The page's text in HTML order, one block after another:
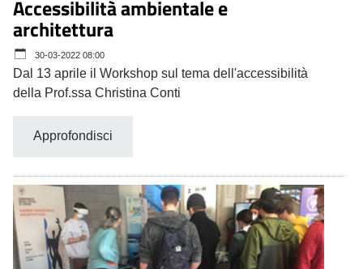
Accessibilità ambientale e
architettura
30-03-2022 08:00
Dal 13 aprile il Workshop sul tema dell'accessibilità
della Prof.ssa Christina Conti
Approfondisci